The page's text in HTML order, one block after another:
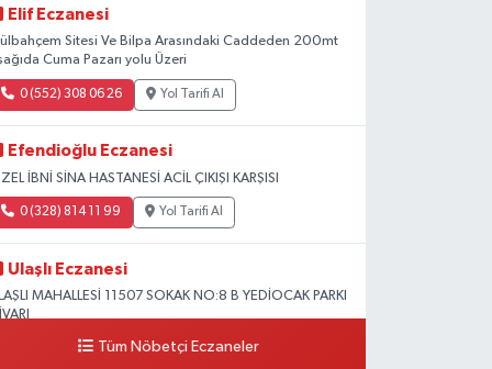
Elif Eczanesi
Sitesi Ve Bilpa Arasındaki Caddeden 200mt
Cuma Pazarı yolu Üzeri
0 (552) 308 06 26 Yol Tarifi Al
Efendioğlu Eczanesi
İBNİ SİNA HASTANESİ ACİL ÇIKIŞI KARŞISI
0 (328) 814 11 99 Yol Tarifi Al
Ulaşlı Eczanesi
MAHALLESİ 11507 SOKAK NO:8 B YEDİOCAK PARKI
0 (546) 158 81 80 Yol Tarifi Al
Tüm Nöbetçi Eczaneler